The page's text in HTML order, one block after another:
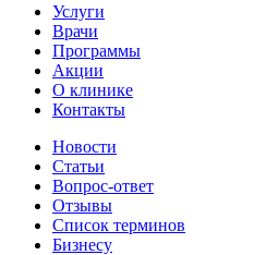
Услуги
Врачи
Программы
Акции
О клинике
Контакты
Новости
Статьи
Вопрос-ответ
Отзывы
Список терминов
Бизнесу